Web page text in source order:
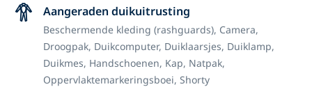
Aangeraden duikuitrusting
Beschermende kleding (rashguards), Camera,
Droogpak, Duikcomputer, Duiklaarsjes, Duiklamp,
Duikmes, Handschoenen, Kap, Natpak,
Oppervlaktemarkeringsboei, Shorty